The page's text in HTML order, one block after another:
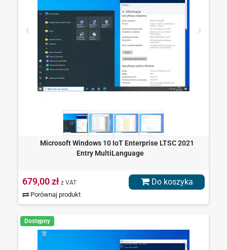
Microsoft Windows 10 IoT Enterprise LTSC 2021
Entry MultiLanguage
679,00 zł z VAT
Porównaj produkt
Do koszyka
Dostępny